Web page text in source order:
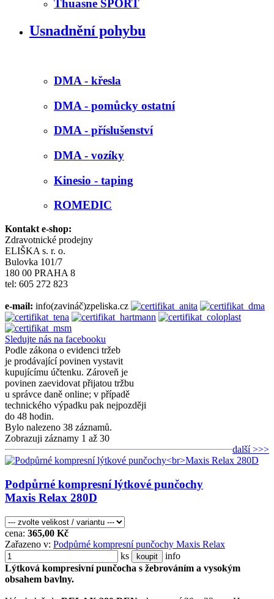
Thuasne SPORT
Usnadnění pohybu
DMA - křesla
DMA - pomůcky ostatní
DMA - příslušenství
DMA - vozíky
Kinesio - taping
ROMEDIC
Kontakt e-shop:
Zdravotnické prodejny
ELIŠKA s. r. o.
Bulovka 101/7
180 00 PRAHA 8
tel: 605 272 823
e-mail: info(zavináč)zpeliska.cz
Sledujte nás na facebooku
Podle zákona o evidenci tržeb
je prodávající povinen vystavit
kupujícímu účtenku. Zároveň je
povinen zaevidovat přijatou tržbu
u správce daně online; v případě
technického výpadku pak nejpozději
do 48 hodin.
Bylo nalezeno 38 záznamů.
Zobrazuji záznamy 1 až 30
další >>>
Podpůrné kompresní lýtkové punčochy
Maxis Relax 280D
cena: 365,00 Kč
Zařazeno v: Podpůrné kompresní punčochy Maxis Relax
ks
koupit
info
Lýtková kompresivní punčocha s žebrováním a vysokým
obsahem bavlny.